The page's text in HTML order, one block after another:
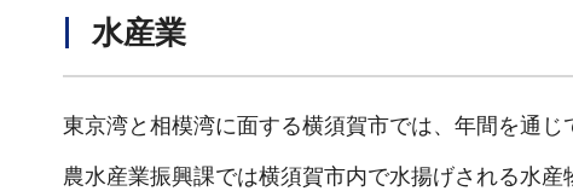
水産業
東京湾と相模湾に面する横須賀市では、年間を通じ
農水産業振興課では横須賀市内で水揚げされる水